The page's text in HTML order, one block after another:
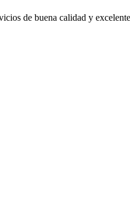
de buena calidad y